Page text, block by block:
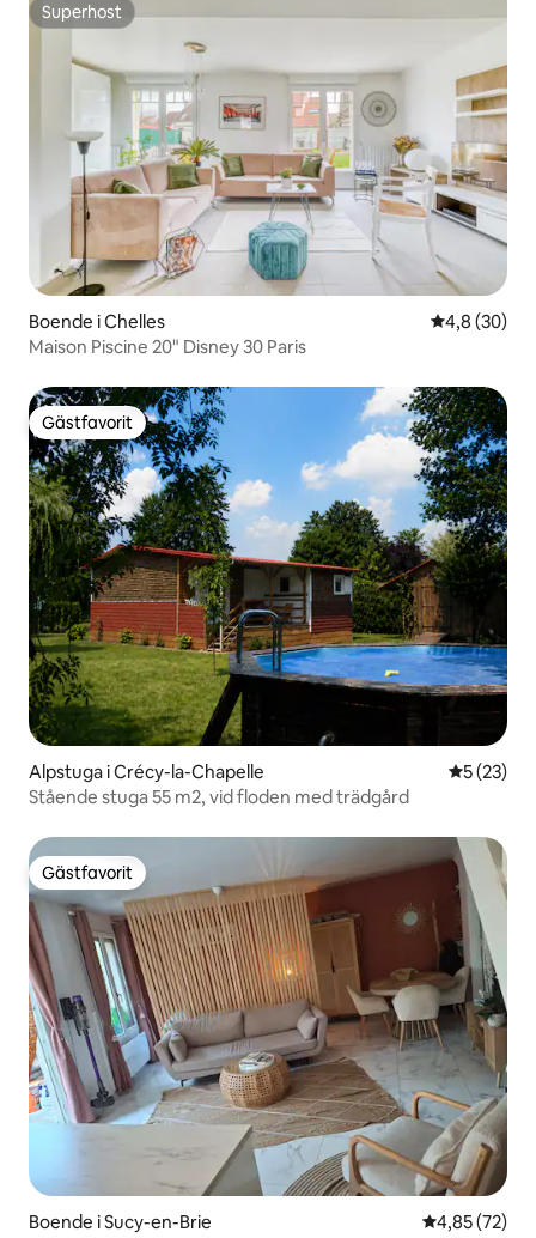
Superhost
Superhost
Boende i Chelles 4,8 av 5 i
4,8 (30)
Maison Piscine 20" Disney 30 Paris
Gästfavorit
Gästfavorit
Alpstuga i Crécy-la-Chapelle 5 av 5 i
5 (23)
Stående stuga 55 m2, vid floden med trädgård
Gästfavorit
Gästfavorit
Boende i Sucy-en-Brie 4,85 av 5 i
4,85 (72)